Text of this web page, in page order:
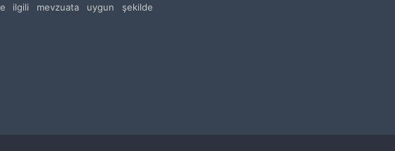
ilgili mevzuata uygun şekilde